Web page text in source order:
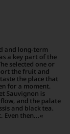
and long-term
a key part of the
selected one or
the fruit and
the place that
for a moment.
Sauvignon is
and the palate
and black tea.
Even then...